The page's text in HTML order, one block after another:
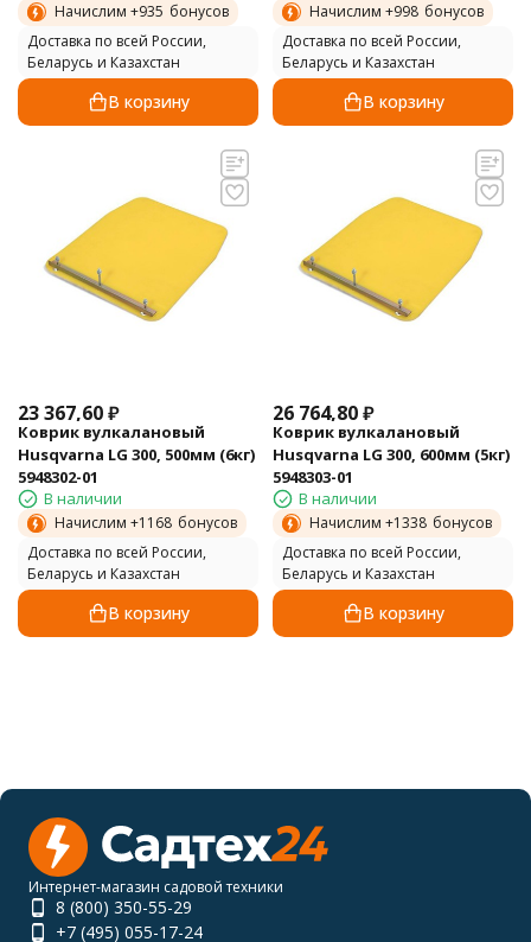
Начислим +935 бонусов
Доставка по всей России,
Беларусь и Казахстан
В корзину
Начислим +998 бонусов
Доставка по всей России,
Беларусь и Казахстан
В корзину
23 367,60₽
Коврик вулкалановый
Husqvarna LG 300, 500мм (6кг)
5948302-01
В наличии
Начислим +1168 бонусов
Доставка по всей России,
Беларусь и Казахстан
В корзину
26 764,80₽
Коврик вулкалановый
Husqvarna LG 300, 600мм (5кг)
5948303-01
В наличии
Начислим +1338 бонусов
Доставка по всей России,
Беларусь и Казахстан
В корзину
Интернет-магазин садовой техники
8 (800) 350-55-29
+7 (495) 055-17-24